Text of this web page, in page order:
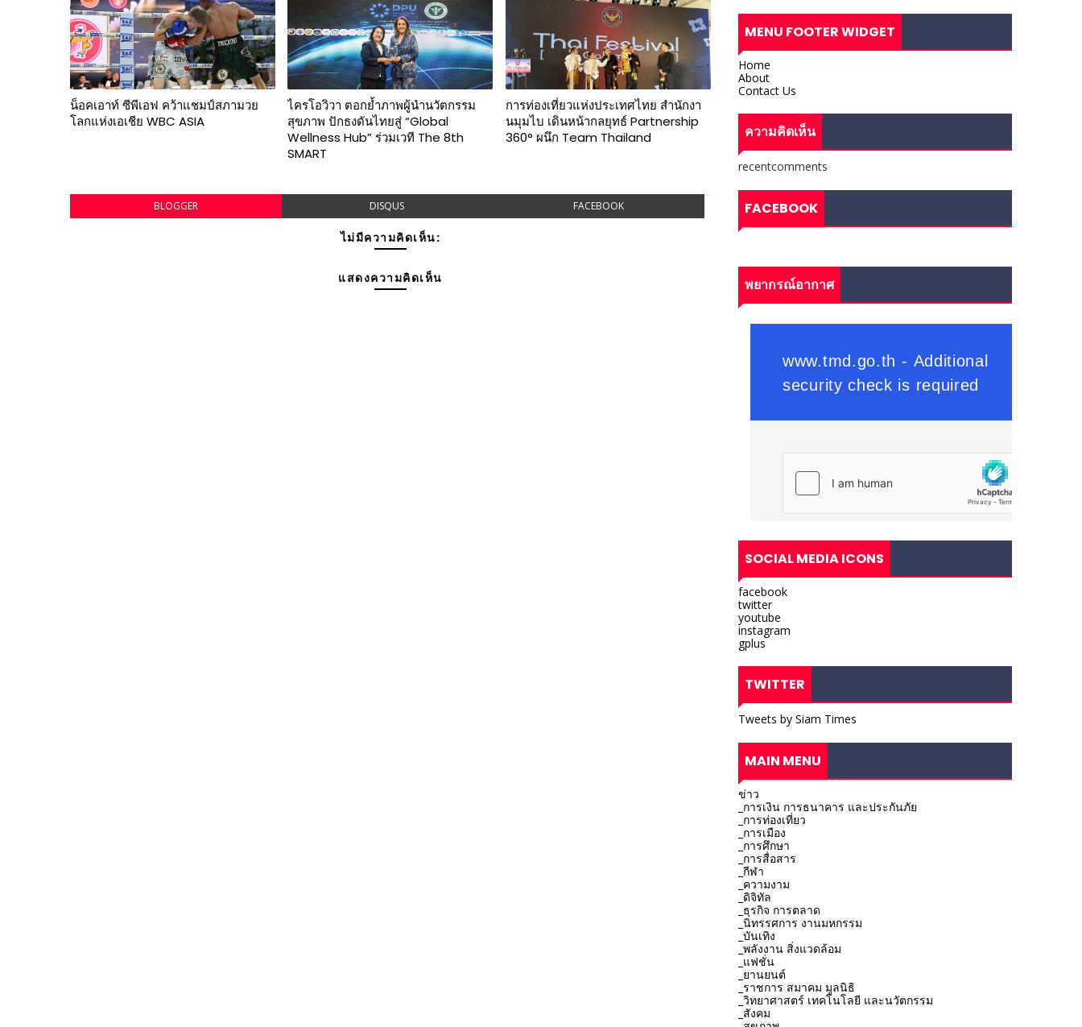
น็อคเอาท์ ซีพีเอฟ คว้าแชมป์สภามวย
โลกแห่งเอเชีย WBC ASIA
ไครโอวิวา ตอกย้ำภาพผู้นำนวัตกรรม
สุขภาพ ปักธงดันไทยสู่ “Global
Wellness Hub” ร่วมเวที The 8th
SMART
การท่องเที่ยวแห่งประเทศไทย สำนักงา
นมุมไบ เดินหน้ากลยุทธ์ Partnership
360° ผนึก Team Thailand
BLOGGER DISQUS FACEBOOK
ไม่มีความคิดเห็น:
แสดงความคิดเห็น
MENU FOOTER WIDGET
Home
About
Contact Us
ความคิดเห็น
recentcomments
FACEBOOK
พยากรณ์อากาศ
SOCIAL MEDIA ICONS
facebook
twitter
youtube
instagram
gplus
TWITTER
Tweets by Siam Times
MAIN MENU
ข่าว
_การเงิน การธนาคาร และประกันภัย
_การท่องเที่ยว
_การเมือง
_การศึกษา
_การสื่อสาร
_กีฬา
_ความงาม
_ดิจิทัล
_ธุรกิจ การตลาด
_นิทรรศการ งานมหกรรม
_บันเทิง
_พลังงาน สิ่งแวดล้อม
_แฟชั่น
_ยานยนต์
_ราชการ สมาคม มูลนิธิ
_วิทยาศาสตร์ เทคโนโลยี และนวัตกรรม
_สังคม